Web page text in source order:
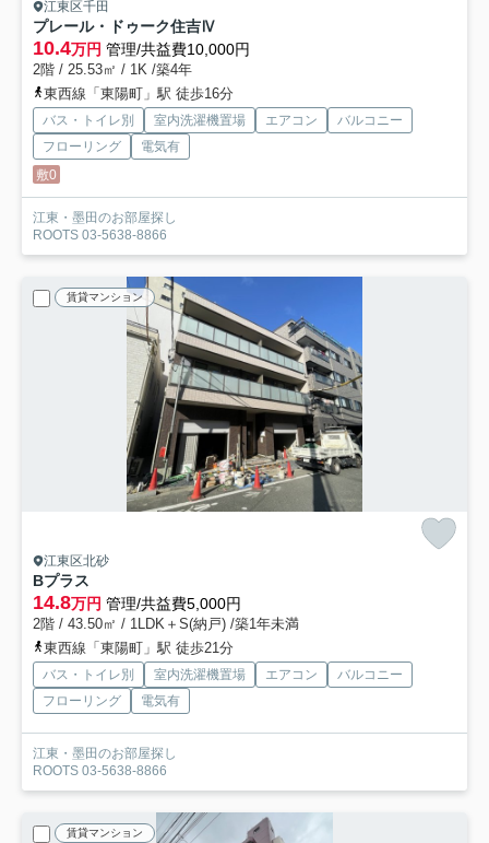
江東区千田
プレール・ドゥーク住吉Ⅳ
10.4万円 管理/共益費10,000円
2階 / 25.53㎡ / 1K /築4年
東西線「東陽町」駅 徒歩16分
バス・トイレ別 室内洗濯機置場 エアコン
バルコニー
フローリング
電気有
敷0
江東・墨田のお部屋探し
ROOTS 03-5638-8866
賃貸マンション
江東区北砂
Bプラス
14.8万円 管理/共益費5,000円
2階 / 43.50㎡ / 1LDK＋S(納戸) /築1年未満
東西線「東陽町」駅 徒歩21分
バス・トイレ別 室内洗濯機置場 エアコン
バルコニー
フローリング
電気有
江東・墨田のお部屋探し
ROOTS 03-5638-8866
賃貸マンション